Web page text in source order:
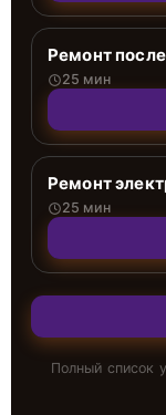
Ремонт
25 мин
Ремонт
25 мин
Полный список